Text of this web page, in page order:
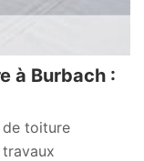
à Burbach :
de toiture